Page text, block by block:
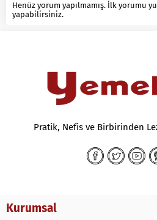
Henüz yorum yapılmamış. İlk yorumu
yapabilirsiniz.
Pratik, Nefis ve Birbirinden
Kurumsal